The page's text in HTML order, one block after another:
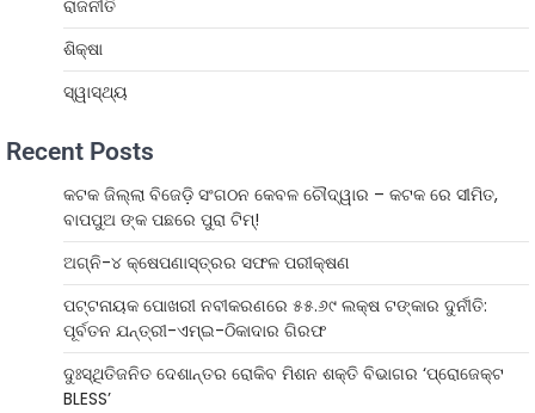
ରାଜନୀତି
ଶିକ୍ଷା
ସ୍ୱାସ୍ଥ୍ୟ
Recent Posts
କଟକ ଜିଲ୍ଲା ବିଜେଡ଼ି ସଂଗଠନ କେବଳ ଚୌଦ୍ୱାର – କଟକ ରେ ସୀମିତ,
ବାପପୁଅ ଙ୍କ ପଛରେ ପୁରା ଟିମ୍!
ଅଗ୍ନି-୪ କ୍ଷେପଣାସ୍ତ୍ରର ସଫଳ ପରୀକ୍ଷଣ
ପଟ୍ଟନାୟକ ପୋଖରୀ ନବୀକରଣରେ ୫୫.୬୯ ଲକ୍ଷ ଟଙ୍କାର ଦୁର୍ନୀତି:
ପୂର୍ବତନ ଯନ୍ତ୍ରୀ-ଏମ୍‌ଇ-ଠିକାଦାର ଗିରଫ
ଦୁଃସ୍ଥିତିଜନିତ ଦେଶାନ୍ତର ରୋକିବ ମିଶନ ଶକ୍ତି ବିଭାଗର ‘ପ୍ରୋଜେକ୍ଟ
BLESS’